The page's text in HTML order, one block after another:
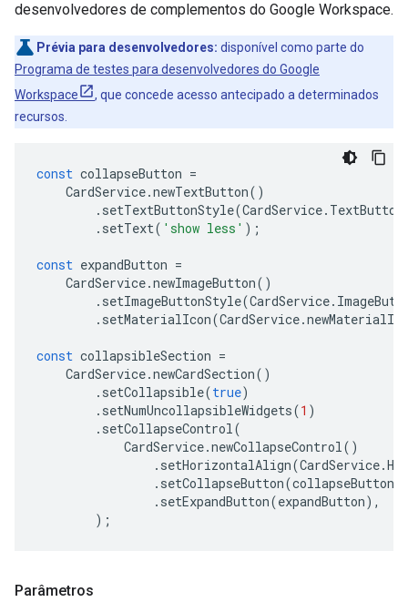
desenvolvedores de complementos do Google Workspace.
Prévia para desenvolvedores: disponível como parte do
Programa de testes para desenvolvedores do Google
Workspace
, que concede acesso antecipado a determinados
recursos.
const collapseButton =
CardService.newTextButton()
. setTextButtonStyle(CardService.
. setText( 'show less' );
const expandButton =
CardService.newImageButton()
. setImageButtonStyle(CardService.
. setMaterialIcon(CardService.
const collapsibleSection =
CardService.newCardSection()
. setCollapsible(true)
. setNumUncollapsibleWidgets(1 )
. setCollapseControl(
CardService.newCollapseControl()
. setHorizontalAlign(CardService.
. setCollapseButton(collapseButton
. setExpandButton(expandButton),
);
Parâmetros